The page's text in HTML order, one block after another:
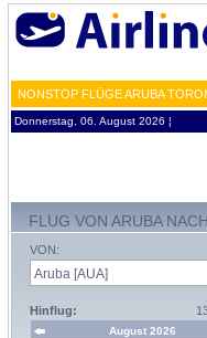
NONSTOP FLÜGE ARUBA
Donnerstag, 06. August 2026 ¦
FLUG VON ARUBA
VON:
Hinflug:
August 2026